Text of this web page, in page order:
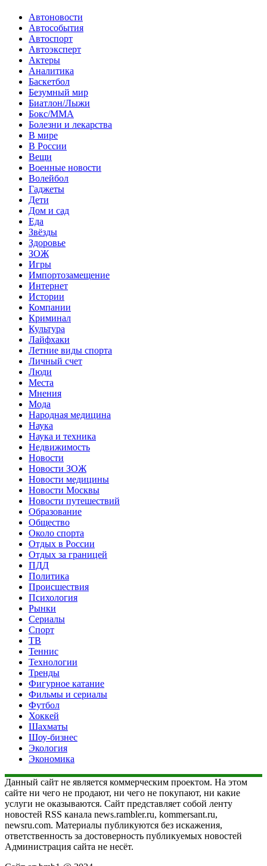
Автоновости
Автособытия
Автоспорт
Автоэксперт
Актеры
Аналитика
Баскетбол
Безумный мир
Биатлон/Лыжи
Бокс/MMA
Болезни и лекарства
В мире
В России
Вещи
Военные новости
Волейбол
Гаджеты
Дети
Дом и сад
Еда
Звёзды
Здоровье
ЗОЖ
Игры
Импортозамещение
Интернет
Истории
Компании
Криминал
Культура
Лайфхаки
Летние виды спорта
Личный счет
Люди
Места
Мнения
Мода
Народная медицина
Наука
Наука и техника
Недвижимость
Новости
Новости ЗОЖ
Новости медицины
Новости Москвы
Новости путешествий
Образование
Общество
Около спорта
Отдых в России
Отдых за границей
ПДД
Политика
Происшествия
Психология
Рынки
Сериалы
Спорт
ТВ
Теннис
Технологии
Тренды
Фигурное катание
Фильмы и сериалы
Футбол
Хоккей
Шахматы
Шоу-бизнес
Экология
Экономика
Данный сайт не является коммерческим проектом. На этом
сайте ни чего не продают, ни чего не покупают, ни какие
услуги не оказываются. Сайт представляет собой ленту
новостей RSS канала news.rambler.ru, kommersant.ru,
newsru.com. Материалы публикуются без искажения,
ответственность за достоверность публикуемых новостей
Администрация сайта не несёт.